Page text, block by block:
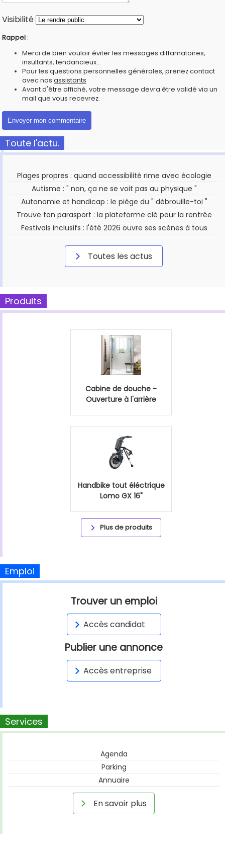
Visibilité
Rappel :
Merci de bien vouloir éviter les messages diffamatoires,
insultants, tendancieux...
Pour les questions personnelles générales, prenez contact
avec nos assistants
Avant d'être affiché, votre message devra être validé via un
mail que vous recevrez.
Toute l'actu.
Plages propres : quand accessibilité rime avec écologie
Autisme : " non, ça ne se voit pas au physique "
Autonomie et handicap : le piège du " débrouille-toi "
Trouve ton parasport : la plateforme clé pour la rentrée
Festivals inclusifs : l'été 2026 ouvre ses scènes à tous
Toutes les actus
Produits
Cabine de douche -
Ouverture à l'arrière
Handbike tout éléctrique
Lomo GX 16"
Plus de produits
Emploi
Trouver un emploi
Accès candidat
Publier une annonce
Accès entreprise
Services
Agenda
Parking
Annuaire
En savoir plus